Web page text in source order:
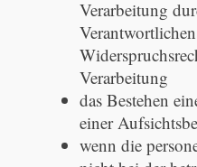
Verarbeitung
Verarbeitung
das Bestehen
einer
wenn die